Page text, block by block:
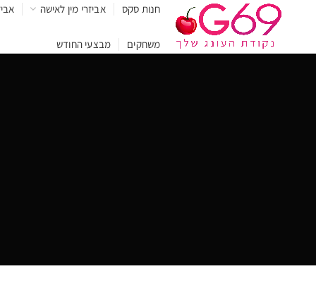
חנות סקס אביזרי מין לאישה
משחקים מבצעי החודש